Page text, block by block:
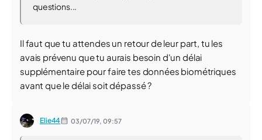
questions...
Il faut que tu attendes un retour de leur part, tu les
avais prévenu que tu aurais besoin d'un délai
supplémentaire pour faire tes données biométriques
avant que le délai soit dépassé ?
Elie44 03/07/19,09:57